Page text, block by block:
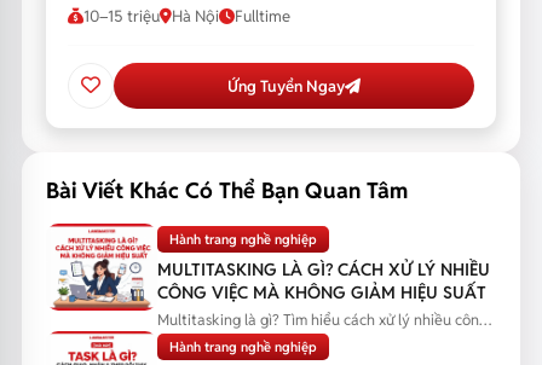
10–15 triệu Hà Nội Fulltime
Ứng Tuyển Ngay
Bài Viết Khác Có Thể Bạn Quan Tâm
Hành trang nghề nghiệp
MULTITASKING LÀ GÌ? CÁCH XỬ LÝ NHIỀU
CÔNG VIỆC MÀ KHÔNG GIẢM HIỆU SUẤT
Multitasking là gì? Tìm hiểu cách xử lý nhiều công
việc cùng lúc, nhận...
Hành trang nghề nghiệp